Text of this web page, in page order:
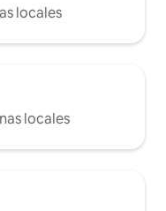
locales
locales